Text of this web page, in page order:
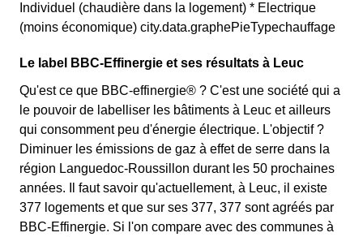
Individuel (chaudière dans la logement) * Electrique
(moins économique) city.data.graphePieTypechauffage
Le label BBC-Effinergie et ses résultats à Leuc
Qu'est ce que BBC-effinergie® ? C'est une société qui a
le pouvoir de labelliser les bâtiments à Leuc et ailleurs
qui consomment peu d'énergie électrique. L'objectif ?
Diminuer les émissions de gaz à effet de serre dans la
région Languedoc-Roussillon durant les 50 prochaines
années. Il faut savoir qu'actuellement, à Leuc, il existe
377 logements et que sur ses 377, 377 sont agréés par
BBC-Effinergie. Si l'on compare avec des communes à